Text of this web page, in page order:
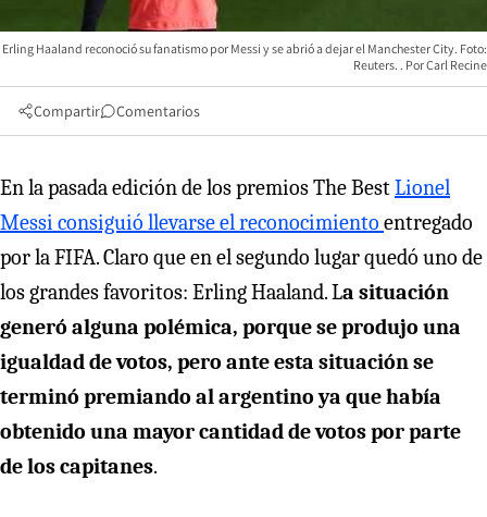
Erling Haaland reconoció su fanatismo por Messi y se abrió a dejar el Manchester City. Foto:
Reuters.
Carl Recine
Compartir Comentarios
En la pasada edición de los premios The BestLionel
Messi consiguió llevarse el reconocimiento entregado
por la FIFA. Claro que en el segundo lugar quedó uno de
los grandes favoritos: Erling Haaland. La situación
generó alguna polémica, porque se produjo una
igualdad de votos, pero ante esta situación se
terminó premiando al argentino ya que había
obtenido una mayor cantidad de votos por parte
de los capitanes.